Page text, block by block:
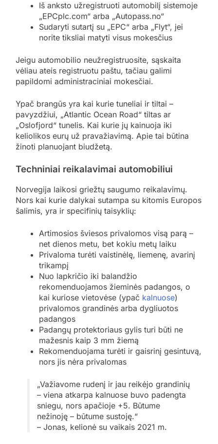
Iš anksto užregistruoti automobilį sistemoje
„EPCplc.com“ arba „Autopass.no“
Sudaryti sutartį su „EPC“ arba „Flyt“, jei
norite tiksliai matyti visus mokesčius
Jeigu automobilio neužregistruosite, sąskaita
vėliau ateis registruotu paštu, tačiau galimi
papildomi administraciniai mokesčiai.
Ypač brangūs yra kai kurie tuneliai ir tiltai –
pavyzdžiui, „Atlantic Ocean Road“ tiltas ar
„Oslofjord“ tunelis. Kai kurie jų kainuoja iki
keliolikos eurų už pravažiavimą. Apie tai būtina
žinoti planuojant biudžetą.
Techniniai reikalavimai automobiliui
Norvegija laikosi griežtų saugumo reikalavimų.
Nors kai kurie dalykai sutampa su kitomis Europos
šalimis, yra ir specifinių taisyklių:
Artimosios šviesos privalomos visą parą –
net dienos metu, bet kokiu metų laiku
Privaloma turėti vaistinėlę, liemenę, avarinį
trikampį
Nuo lapkričio iki balandžio
rekomenduojamos žieminės padangos, o
kai kuriose vietovėse (ypač kalnuose)
privalomos grandinės arba dygliuotos
padangos
Padangų protektoriaus gylis turi būti ne
mažesnis kaip 3 mm žiemą
Rekomenduojama turėti ir gaisrinį gesintuvą,
nors jis nėra privalomas
„Važiavome rudenį ir jau reikėjo grandinių
– viena atkarpa kalnuose buvo padengta
sniegu, nors apačioje +5. Būtume
nežinoję – būtume sustoję.“
– Jonas, kelionė su vaikais 2021 m.